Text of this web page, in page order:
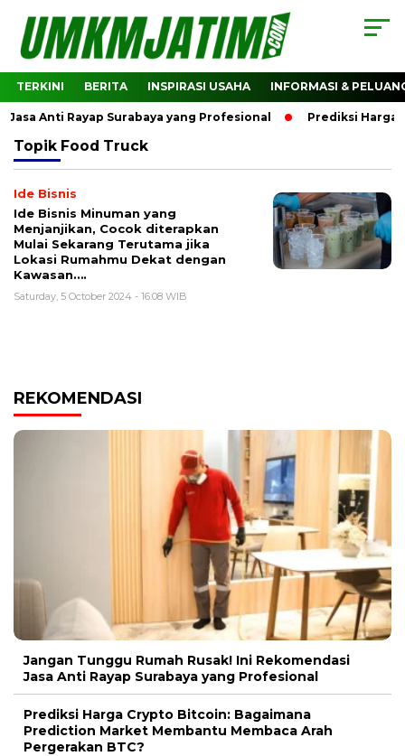
TERKINI BERITA INSPIRASI USAHA INFORMASI &
Anti Rayap Surabaya yang Profesional Prediksi Harga
Topik Food Truck
Ide Bisnis
Ide Bisnis Minuman yang
Menjanjikan, Cocok diterapkan
Mulai Sekarang Terutama jika
Lokasi Rumahmu Dekat dengan
Kawasan….
Saturday, 5 October 2024 - 16:08 WIB
REKOMENDASI
Jangan Tunggu Rumah Rusak! Ini Rekomendasi
Jasa Anti Rayap Surabaya yang Profesional
Prediksi Harga Crypto Bitcoin: Bagaimana
Prediction Market Membantu Membaca Arah
Pergerakan BTC?